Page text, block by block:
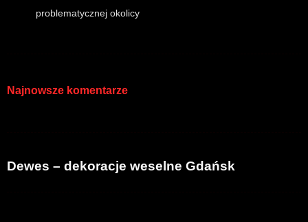
problematycznej okolicy
Najnowsze komentarze
Dewes – dekoracje weselne Gdańsk